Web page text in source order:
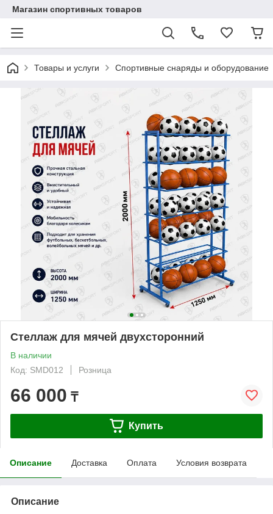
Магазин спортивных товаров
Товары и услуги Спортивные снаряды и оборудование
Стеллаж для мячей двухсторонний
В наличии
Код: SMD012
Розница
66 000 ₸
Купить
Описание Доставка Оплата Условия возврата
Описание